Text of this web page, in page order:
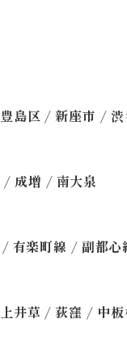
豊島区 / 新座市 /
/ 成増 / 南大泉
/ 有楽町線 / 副都心
上井草 / 荻窪 / 中